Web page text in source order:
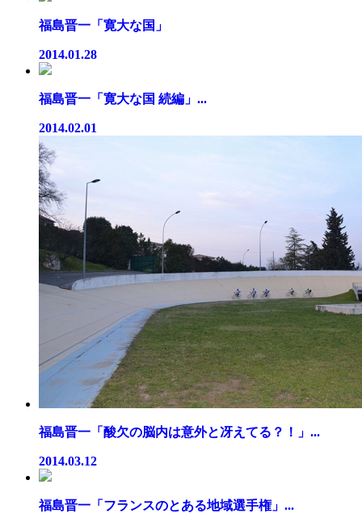
福島晋一「寛大な国」
2014.01.28
福島晋一「寛大な国 続編」...
2014.02.01
福島晋一「酸欠の脳内は意外と冴えてる？！」...
2014.03.12
福島晋一「フランスのとある地域選手権」...